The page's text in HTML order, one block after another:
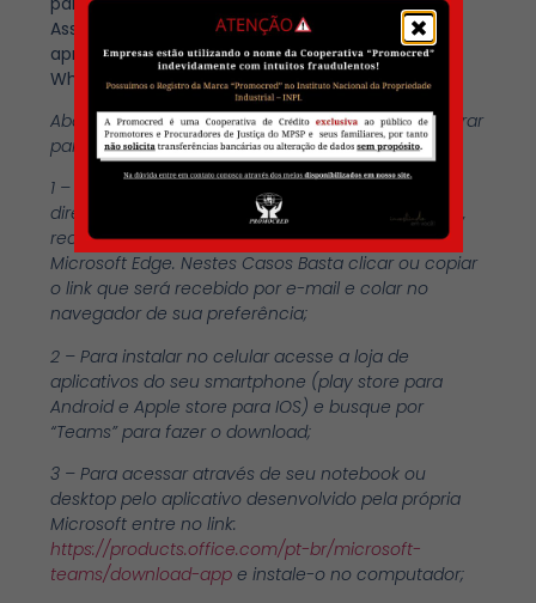
Assembleia com antecedência de
aproximadamente 30 minutos via E-mail e
WhatsApp.
Abaixo seguem algumas dicas de como se preparar
para utilizar o Microsoft Teams:
1 – O Microsoft Teams pode ser acessado
diretamente pelo navegador. Para utilizá-lo online,
recomendamos usar o Google Chrome ou
Microsoft Edge. Nestes Casos Basta clicar ou copiar
o link que será recebido por e-mail e colar no
navegador de sua preferência;
2 – Para instalar no celular acesse a loja de
aplicativos do seu smartphone (play store para
Android e Apple store para IOS) e busque por
“Teams” para fazer o download;
3 – Para acessar através de seu notebook ou
desktop pelo aplicativo desenvolvido pela própria
Microsoft entre no link:
https://products.office.com/pt-br/microsoft-
teams/download-app e instale-o no computador;